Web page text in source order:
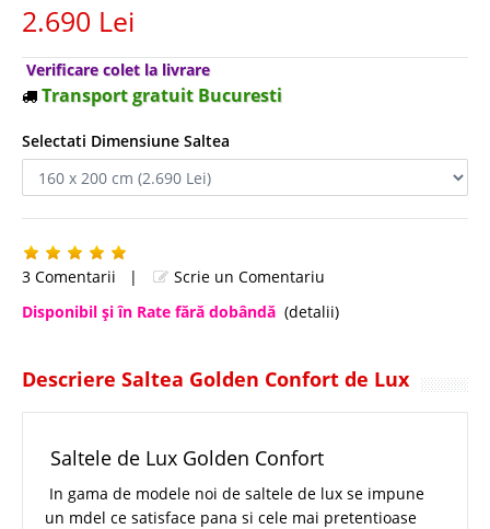
2.690 Lei
Verificare colet la livrare
Transport gratuit Bucuresti
Selectati Dimensiune Saltea
3 Comentarii |
Scrie un Comentariu
Disponibil şi în Rate fără dobândă (detalii)
Descriere Saltea Golden Confort de Lux
Saltele de Lux Golden Confort
In gama de modele noi de saltele de lux se impune
un mdel ce satisface pana si cele mai pretentioase